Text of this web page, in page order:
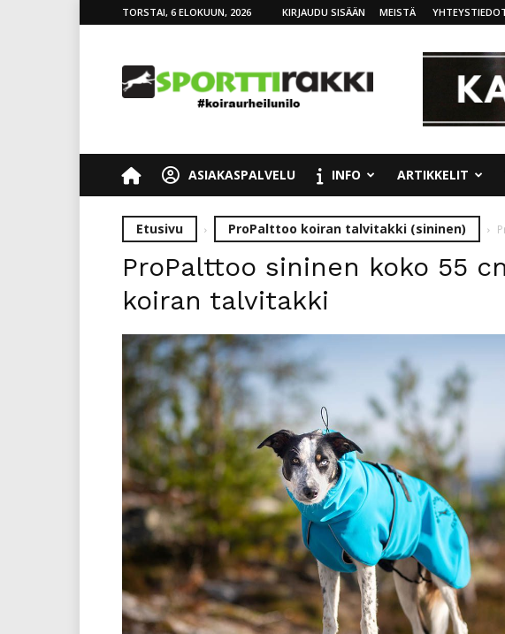
TORSTAI, 6 ELOKUUN, 2026 KIRJAUDU SISÄÄN MEISTÄ
ASIAKASPALVELU INFO ARTIKKELIT
Etusivu ProPalttoo koiran talvitakki (sininen)
ProPalttoo sininen koko 55
koiran talvitakki